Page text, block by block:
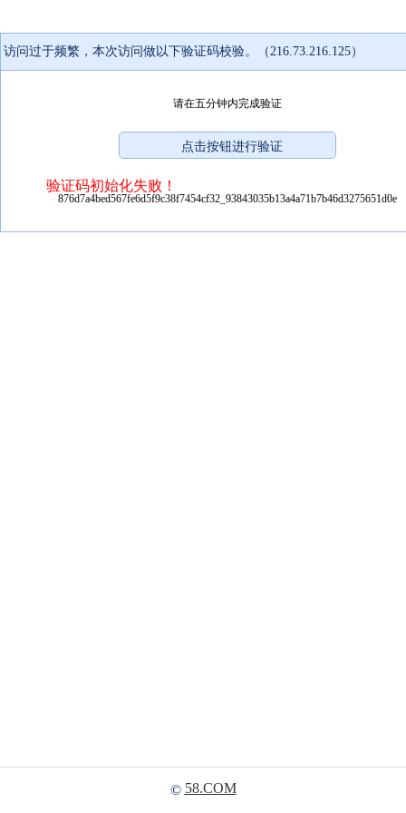
访问过于频繁，本次访问做以下验证码校验。（216.73.216.125）
请在五分钟内完成验证
验证码初始化失败！
876d7a4bed567fe6d5f9c38f7454cf32_93843035b13a4a71b7b46d3275651d0e
© 58.COM